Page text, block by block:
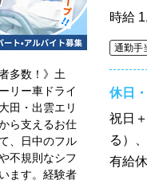
多数！》土
リー車ドライ
田・出雲エリ
ら支えるお仕
、日中のフル
不規則なシフ
ます。経験者
時給
通勤手
休日
祝日
る）
有給